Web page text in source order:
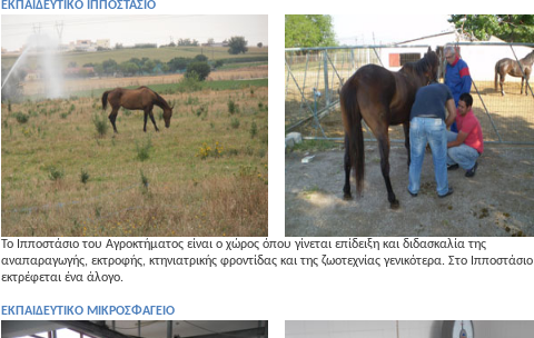
ΕΚΠΑΙΔΕΥΤΙΚΟ ΙΠΠΟΣΤΑΣΙΟ
Το Ιπποστάσιο του Αγροκτήματος είναι ο χώρος όπου γίνεται επίδειξη και διδασκαλία της
αναπαραγωγής, εκτροφής, κτηνιατρικής φροντίδας και της ζωοτεχνίας γενικότερα. Στο Ιπποστάσιο
εκτρέφεται ένα άλογο.
ΕΚΠΑΙΔΕΥΤΙΚΟ ΜΙΚΡΟΣΦΑΓΕΙΟ